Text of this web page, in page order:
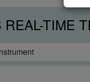
REAL-TIME